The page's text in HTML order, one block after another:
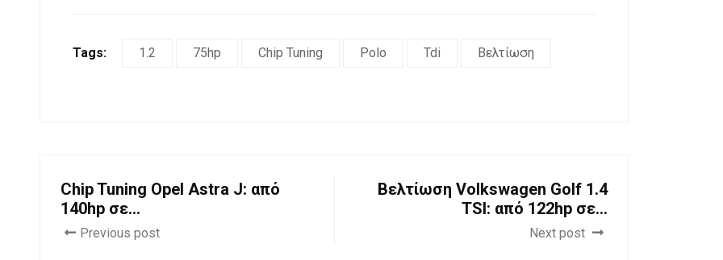
Tags: 1.2 75hp Chip Tuning Polo Tdi Βελτίωση
Chip Tuning Opel Astra J: από
140hp σε...
Previous post
Βελτίωση Volkswagen Golf 1.4
TSI: από 122hp σε...
Next post